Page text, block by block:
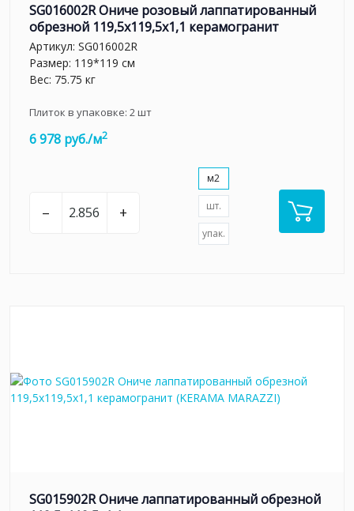
SG016002R Ониче розовый лаппатированный
обрезной 119,5x119,5x1,1 керамогранит
Артикул: SG016002R
Размер: 119*119 см
Вес: 75.75 кг
Плиток в упаковке: 2шт
6 978 руб./м2
– +
м2
шт.
упак.
SG015902R Ониче лаппатированный обрезной